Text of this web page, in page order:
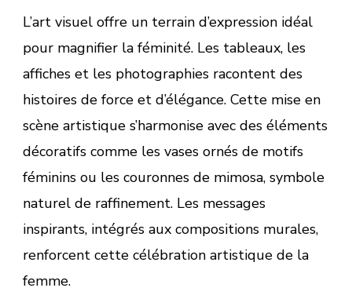
L’art visuel offre un terrain d’expression idéal
pour magnifier la féminité. Les tableaux, les
affiches et les photographies racontent des
histoires de force et d’élégance. Cette mise en
scène artistique s’harmonise avec des éléments
décoratifs comme les vases ornés de motifs
féminins ou les couronnes de mimosa, symbole
naturel de raffinement. Les messages
inspirants, intégrés aux compositions murales,
renforcent cette célébration artistique de la
femme.